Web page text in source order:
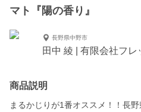
マト『陽の香り』
長野県中野市
田中 綾 | 有限会社フ
商品説明
まるかじりが1番オススメ！！長野